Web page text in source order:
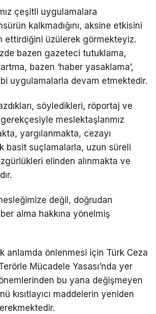
çeşitli uygulamalara
kalkmadığını, aksine etkisini
ettirdiğini üzülerek görmekteyiz.
bazen gazeteci tutuklama,
bazen ‘haber yasaklama’,
uygulamalarla devam etmektedir.
söyledikleri, röportaj ve
meslektaşlarımız
yargılanmakta, cezayı
basit suçlamalarla, uzun süreli
elinden alınmakta ve
değil, doğrudan
alma hakkına yönelmiş
anlamda önlenmesi için Türk Ceza
Mücadele Yasası’nda yer
bu yana değişmeyen
kısıtlayıcı maddelerin yeniden